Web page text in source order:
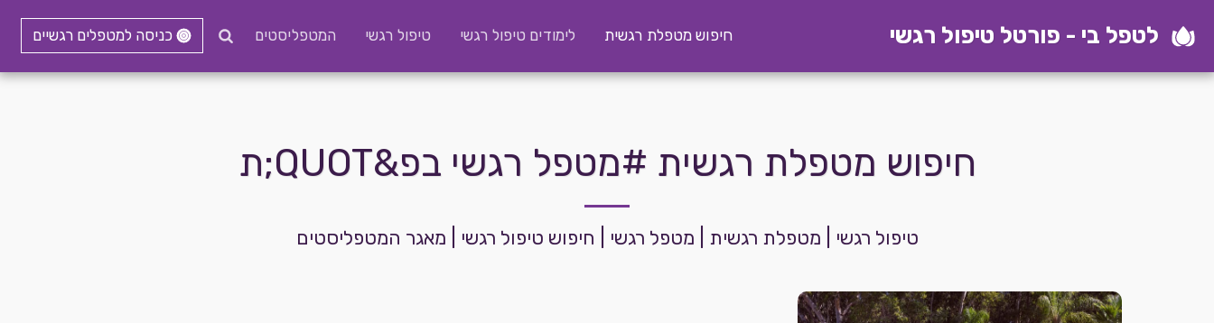
לטפל בי - פורטל טיפול רגשי חיפוש מטפלת רגשית לימודים טיפול רגשי טיפול רגשי המטפליסטים כניסה למטפלים רגשיים
חיפוש מטפלת רגשית #מטפל רגשי בפ&QUOT;ת
טיפול רגשי | מטפלת רגשית | מטפל רגשי | חיפוש טיפול רגשי | מאגר המטפליסטים